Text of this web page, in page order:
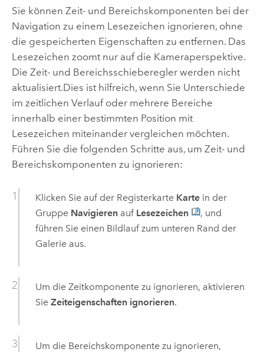
Sie können Zeit- und Bereichskomponenten bei der
Navigation zu einem Lesezeichen ignorieren, ohne
die gespeicherten Eigenschaften zu entfernen. Das
Lesezeichen zoomt nur auf die Kameraperspektive.
Die Zeit- und Bereichsschieberegler werden nicht
aktualisiert.Dies ist hilfreich, wenn Sie Unterschiede
im zeitlichen Verlauf oder mehrere Bereiche
innerhalb einer bestimmten Position mit
Lesezeichen miteinander vergleichen möchten.
Führen Sie die folgenden Schritte aus, um Zeit- und
Bereichskomponenten zu ignorieren:
Klicken Sie auf der Registerkarte Kartein der
Gruppe Navigierenauf Lesezeichen
, und
führen Sie einen Bildlauf zum unteren Rand der
Galerie aus.
Um die Zeitkomponente zu ignorieren, aktivieren
Sie Zeiteigenschaften ignorieren.
Um die Bereichskomponente zu ignorieren,